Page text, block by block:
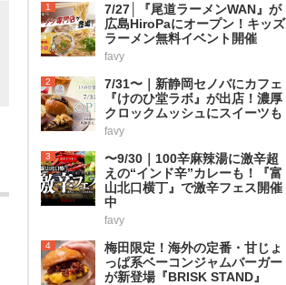
1
7/27│『尾道ラーメンWAN』が
広島HiroPaにオープン！キッズ
ラーメン無料イベント開催
favy
2
7/31〜｜新静岡セノバにカフェ
『けのひ堂ラボ』が出店！濃厚
クロックムッシュにスイーツも
favy
3
〜9/30｜100辛麻辣湯に激辛超
えの“インド辛”カレーも！『富
山北口横丁』で激辛フェス開催
中
favy
4
梅田限定！海外の定番・甘じょ
っぱ系ベーコンジャムバーガー
が新登場『BRISK STAND』